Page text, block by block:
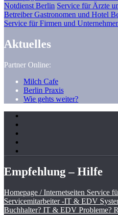
Notdienst Berlin Service für Ärzte
Betreiber Gastronomen und Hotel
Service für Firmen und
Aktuelles
Partner Online:
Milch Cafe
Berlin Praxis
Wie gehts weiter?
Empfehlung – Hilfe
Homepage / Internetseiten Service
Servicemitarbeiter -IT & EDV
Buchhalter? IT & EDV Probleme?